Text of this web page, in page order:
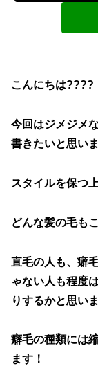
こんにちは????
今回はジメジメ
書きたいと思い
スタイルを保つ
どんな髪の毛も
直毛の人も、癖
ゃない人も程度
りするかと思いま
癖毛の種類には
ます！